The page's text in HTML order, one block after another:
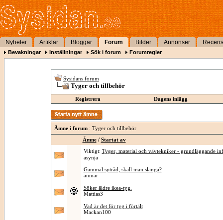
Nyheter Artiklar Bloggar Forum Bilder Annonser
Bevakningar Inställningar Sök i forum Forumregler
Sysidans forum
Tyger och tillbehör
Registrera Dagens inlägg
Ämne i forum: Tyger och tillbehör
Ämne/ Startat av
Viktigt: Tyger, material och vävtekniker - grundläggande
asynja
Gammal sytråd, skall man slänga?
anmar
Söker äldre ikea-tyg.
Mattias3
Vad är det för tyg i förtält
Mackan100